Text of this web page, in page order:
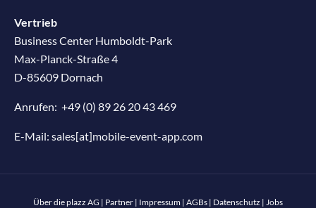
Vertrieb
Business Center Humboldt-Park
Max-Planck-Straße 4
D-85609 Dornach
Anrufen: +49 (0) 89 26 20 43 469
E-Mail: sales[at]mobile-event-app.com
Über die plazz AG | Partner | Impressum | AGBs | Datenschutz | Jobs